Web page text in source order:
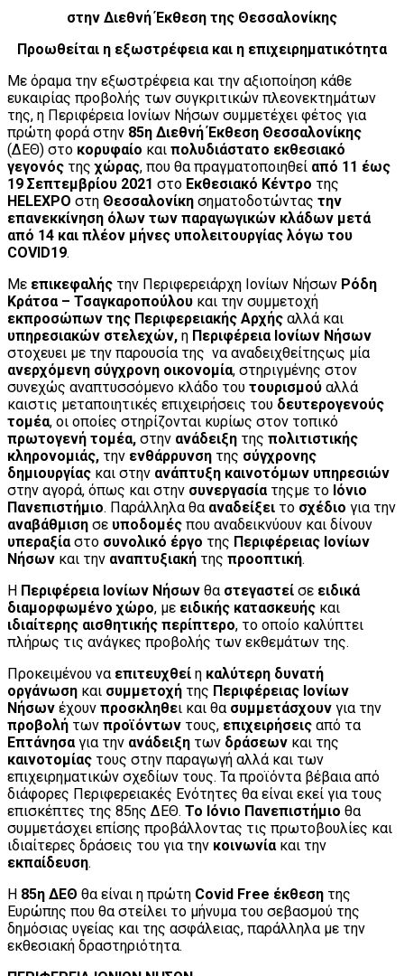
στην Διεθνή Έκθεση της Θεσσαλονίκης
Προωθείται η εξωστρέφεια και η επιχειρηματικότητα
Με όραμα την εξωστρέφεια και την αξιοποίηση κάθε
ευκαιρίας προβολής των συγκριτικών πλεονεκτημάτων
της, η Περιφέρεια Ιονίων Νήσων συμμετέχει φέτος για
πρώτη φορά στην 85η Διεθνή Έκθεση Θεσσαλονίκης
(ΔΕΘ) στο κορυφαίο και πολυδιάστατο εκθεσιακό
γεγονός τηςχώρας, που θα πραγματοποιηθεί από 11 έως
19 Σεπτεμβρίου 2021 στο Εκθεσιακό Κέντρο της
HELEXPO στη Θεσσαλονίκη σηματοδοτώντας την
επανεκκίνηση όλων των παραγωγικών κλάδων μετά
από 14 και πλέον μήνες υπολειτουργίας λόγω του
COVID19.
Με επικεφαλής την Περιφερειάρχη Ιονίων Νήσων Ρόδη
Κράτσα – Τσαγκαροπούλου και την συμμετοχή
εκπροσώπων της Περιφερειακής Αρχής αλλά και
υπηρεσιακών στελεχών, η Περιφέρεια Ιονίων Νήσων
στοχευει με την παρουσία της να αναδειχθείτηςως μία
ανερχόμενη σύγχρονη οικονομία, στηριγμένης στον
συνεχώς αναπτυσσόμενο κλάδο του τουρισμού αλλά
καιστις μεταποιητικές επιχειρήσεις του δευτερογενούς
τομέα, οι οποίες στηρίζονται κυρίως στον τοπικό
πρωτογενή τομέα, στην ανάδειξη της πολιτιστικής
κληρονομιάς, την ενθάρρυνση της σύγχρονης
δημιουργίας και στην ανάπτυξη καινοτόμων υπηρεσιών
στην αγορά, όπως και στην συνεργασία τηςμε το Ιόνιο
Πανεπιστήμιο. Παράλληλα θααναδείξει το σχέδιο για την
αναβάθμιση σε υποδομές που αναδεικνύουν και δίνουν
υπεραξίαστο συνολικό έργο της Περιφέρειας Ιονίων
Νήσων και την αναπτυξιακή της προοπτική.
Η Περιφέρεια Ιονίων Νήσων θα στεγαστεί σε ειδικά
διαμορφωμένο χώρο, με ειδικής κατασκευής και
ιδιαίτερης αισθητικής περίπτερο, το οποίο καλύπτει
πλήρως τις ανάγκες προβολής των εκθεμάτων της.
Προκειμένου ναεπιτευχθεί η καλύτερη δυνατή
οργάνωση και συμμετοχή της Περιφέρειας Ιονίων
Νήσων έχουν προσκληθει και θα συμμετάσχουν για την
προβολή των προϊόντων τους, επιχειρήσεις από τα
Επτάνησαγια την ανάδειξη των δράσεων και της
καινοτομίας τους στην παραγωγή αλλά και των
επιχειρηματικών σχεδίων τους. Τα προϊόντα βέβαια από
διάφορες Περιφερειακές Ενότητες θα είναι εκεί για τους
επισκέπτες της 85ης ΔΕΘ. Το Ιόνιο Πανεπιστήμιο θα
συμμετάσχει επίσης προβάλλοντας τις πρωτοβουλίες και
ιδιαίτερες δράσεις του για την κοινωνίακαι την
εκπαίδευση.
Η 85η ΔΕΘ θα είναι η πρώτη Covid Free έκθεση της
Ευρώπης που θα στείλει το μήνυμα του σεβασμού της
δημόσιας υγείας και της ασφάλειας, παράλληλα με την
εκθεσιακή δραστηριότητα.